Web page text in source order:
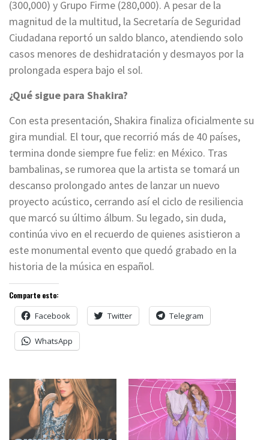
(300,000) y Grupo Firme (280,000). A pesar de la
magnitud de la multitud, la Secretaría de Seguridad
Ciudadana reportó un saldo blanco, atendiendo solo
casos menores de deshidratación y desmayos por la
prolongada espera bajo el sol.
¿Qué sigue para Shakira?
Con esta presentación, Shakira finaliza oficialmente su
gira mundial. El tour, que recorrió más de 40 países,
termina donde siempre fue feliz: en México. Tras
bambalinas, se rumorea que la artista se tomará un
descanso prolongado antes de lanzar un nuevo
proyecto acústico, cerrando así el ciclo de resiliencia
que marcó su último álbum. Su legado, sin duda,
continúa vivo en el recuerdo de quienes asistieron a
este monumental evento que quedó grabado en la
historia de la música en español.
Comparte esto:
Facebook Twitter Telegram
WhatsApp